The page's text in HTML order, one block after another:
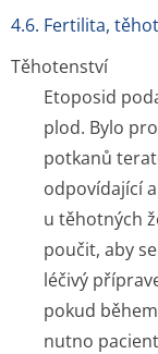
4.6. Fertilita,
Těhotenství
Etoposid
plod. Bylo
potkanů
odpovídající
u těhotných
poučit, aby
léčivý
pokud
nutno